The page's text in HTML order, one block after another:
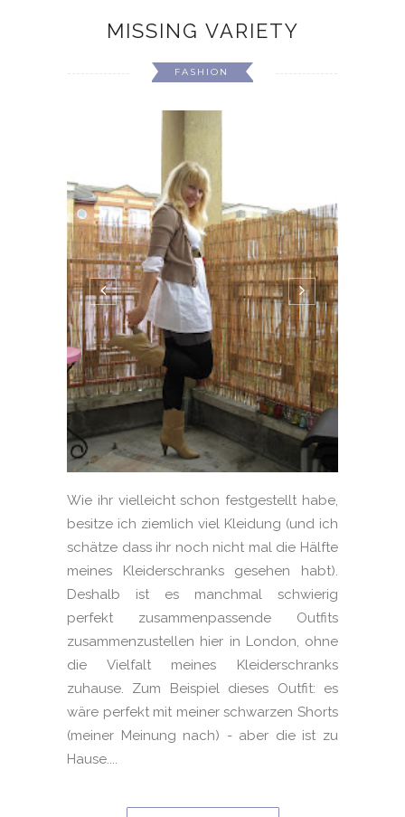
MISSING VARIETY
FASHION
Wie ihr vielleicht schon festgestellt habe,
besitze ich ziemlich viel Kleidung (und ich
schätze dass ihr noch nicht mal die Hälfte
meines Kleiderschranks gesehen habt).
Deshalb ist es manchmal schwierig
perfekt zusammenpassende Outfits
zusammenzustellen hier in London, ohne
die Vielfalt meines Kleiderschranks
zuhause. Zum Beispiel dieses Outfit: es
wäre perfekt mit meiner schwarzen Shorts
(meiner Meinung nach) - aber die ist zu
Hause....